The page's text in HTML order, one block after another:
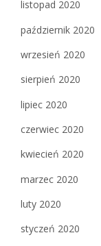
listopad 2020
październik 2020
wrzesień 2020
sierpień 2020
lipiec 2020
czerwiec 2020
kwiecień 2020
marzec 2020
luty 2020
styczeń 2020